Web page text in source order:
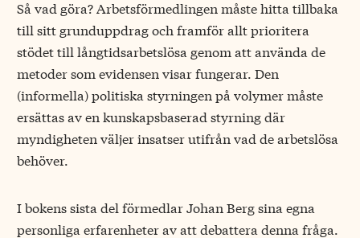
Så vad göra? Arbetsförmedlingen måste hitta tillbaka
till sitt grunduppdrag och framför allt prioritera
stödet till långtidsarbetslösa genom att använda de
metoder som evidensen visar fungerar. Den
(informella) politiska styrningen på volymer måste
ersättas av en kunskapsbaserad styrning där
myndigheten väljer insatser utifrån vad de arbetslösa
behöver.
I bokens sista del förmedlar Johan Berg sina egna
personliga erfarenheter av att debattera denna fråga.